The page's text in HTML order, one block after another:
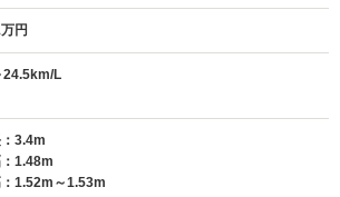
全幅
1.48m
円
24.5km/L
3.4m
1.48m
1.52m～1.53m